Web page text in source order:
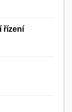
řízení